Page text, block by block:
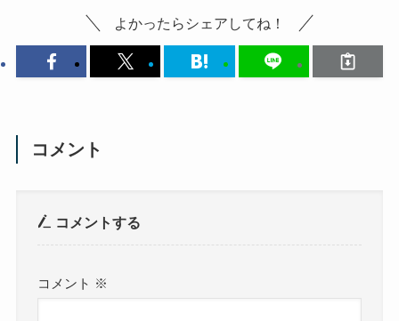
よかったらシェアしてね！
コメント
コメントする
コメント ※